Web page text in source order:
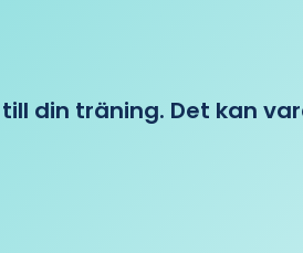
din träning. Det kan